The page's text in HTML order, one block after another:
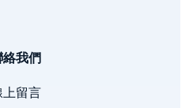
絡我們
上留言